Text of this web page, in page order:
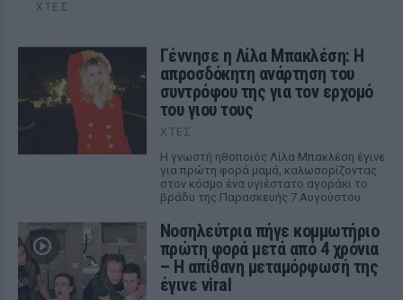
ΧΤΕΣ
Γέννησε η Λίλα Μπακλέση: Η
απροσδόκητη ανάρτηση του
συντρόφου της για τον ερχομό
του γιου τους
ΧΤΕΣ
Η γνωστή ηθοποιός Λίλα Μπακλέση έγινε
για πρώτη φορά μαμά, καλωσορίζοντας
στον κόσμο ένα υγιέστατο αγοράκι το
βράδυ της Παρασκευής 7 Αυγούστου.
Νοσηλεύτρια πήγε κομμωτήριο
πρώτη φορά μετά από 4 χρόνια
– Η απίθανη μεταμόρφωσή της
έγινε viral